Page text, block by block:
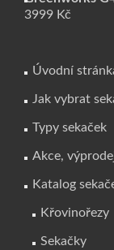
3999 Kč
Úvodní
Jak vybrat
Typy sekaček
Akce,
Katalog
Křovinořezy
Sekačky